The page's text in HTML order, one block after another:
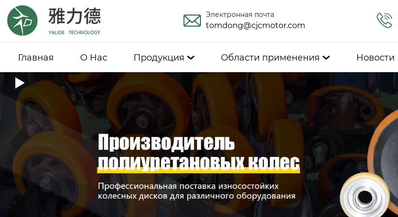
Электронная почта
tomdong@cjcmotor.com
Главная О Hас Продукция  Области применения  Новости